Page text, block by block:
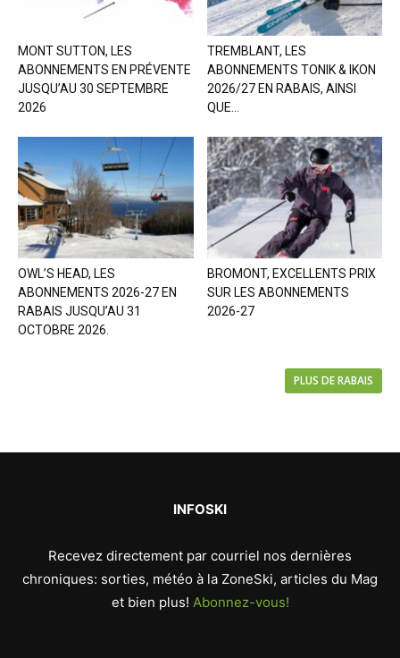
MONT SUTTON, LES
ABONNEMENTS EN PRÉVENTE
JUSQU’AU 30 SEPTEMBRE
2026
TREMBLANT, LES
ABONNEMENTS TONIK & IKON
2026/27 EN RABAIS, AINSI
QUE...
OWL’S HEAD, LES
ABONNEMENTS 2026-27 EN
RABAIS JUSQU’AU 31
OCTOBRE 2026.
BROMONT, EXCELLENTS PRIX
SUR LES ABONNEMENTS
2026-27
PLUS DE RABAIS
INFOSKI
Recevez directement par courriel nos dernières
chroniques: sorties, météo à la ZoneSki, articles du Mag
et bien plus! Abonnez-vous!